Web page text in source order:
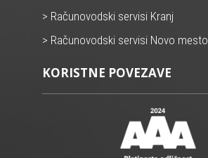
> Računovodski servisi Kranj
> Računovodski servisi Novo mesto
KORISTNE POVEZAVE